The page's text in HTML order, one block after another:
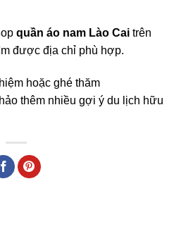
quần áo nam Lào Cai trên
được địa chỉ phù hợp.
hoặc ghé thăm
thêm nhiều gợi ý du lịch hữu